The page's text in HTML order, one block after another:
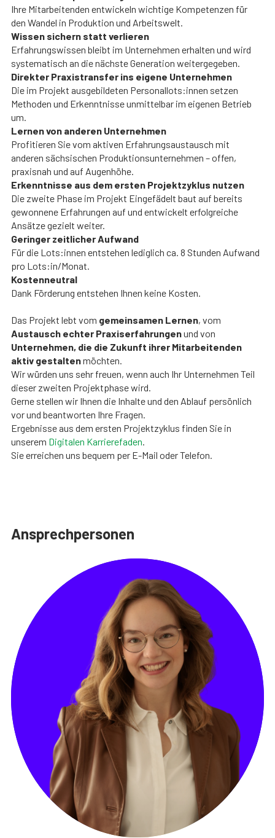
Ihre Mitarbeitenden entwickeln wichtige Kompetenzen für
den Wandel in Produktion und Arbeitswelt.
Wissen sichern statt verlieren
Erfahrungswissen bleibt im Unternehmen erhalten und wird
systematisch an die nächste Generation weitergegeben.
Direkter Praxistransfer ins eigene Unternehmen
Die im Projekt ausgebildeten Personallots:innen setzen
Methoden und Erkenntnisse unmittelbar im eigenen Betrieb
um.
Lernen von anderen Unternehmen
Profitieren Sie vom aktiven Erfahrungsaustausch mit
anderen sächsischen Produktionsunternehmen – offen,
praxisnah und auf Augenhöhe.
Erkenntnisse aus dem ersten Projektzyklus nutzen
Die zweite Phase im Projekt Eingefädelt baut auf bereits
gewonnene Erfahrungen auf und entwickelt erfolgreiche
Ansätze gezielt weiter.
Geringer zeitlicher Aufwand
Für die Lots:innen entstehen lediglich ca. 8 Stunden Aufwand
pro Lots:in/Monat.
Kostenneutral
Dank Förderung entstehen Ihnen keine Kosten.
Das Projekt lebt vom gemeinsamen Lernen, vom
Austausch echter Praxiserfahrungenund von
Unternehmen, die die Zukunft ihrer Mitarbeitenden
aktiv gestaltenmöchten.
Wir würden uns sehr freuen, wenn auch Ihr Unternehmen Teil
dieser zweiten Projektphase wird.
Gerne stellen wir Ihnen die Inhalte und den Ablauf persönlich
vor und beantworten Ihre Fragen.
Ergebnisse aus dem ersten Projektzyklus finden Sie in
unserem Digitalen Karrierefaden.
Sie erreichen uns bequem per E-Mail oder Telefon.
Ansprechpersonen